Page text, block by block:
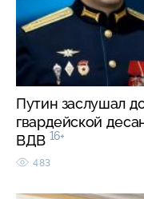
Путин заслушал
гвардейской
ВДВ 16+
483